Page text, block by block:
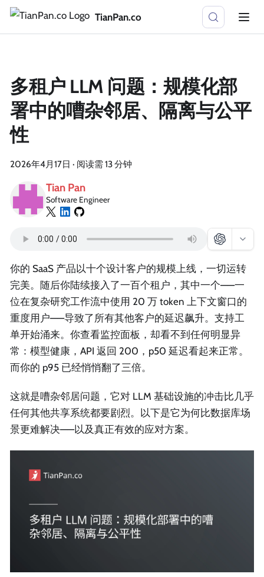
TianPan.co
多租户 LLM 问题：规模化部
署中的嘈杂邻居、隔离与公平
性
2026年4月17日 · 阅读需 13 分钟
Tian Pan
Software Engineer
你的 SaaS 产品以十个设计客户的规模上线，一切运转
完美。随后你陆续接入了一百个租户，其中一个——一
位在复杂研究工作流中使用 20 万 token 上下文窗口的
重度用户——导致了所有其他客户的延迟飙升。支持工
单开始涌来。你查看监控面板，却看不到任何明显异
常：模型健康，API 返回 200，p50 延迟看起来正常。
而你的 p95 已经悄悄翻了三倍。
这就是嘈杂邻居问题，它对 LLM 基础设施的冲击比几乎
任何其他共享系统都要剧烈。以下是它为何比数据库场
景更难解决——以及真正有效的应对方案。